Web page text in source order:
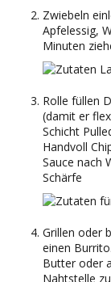
Zwiebeln
Apfelessig,
Minuten
Rolle füllen
(damit er
Schicht
Handvoll
Sauce nach
Schärfe
Grillen oder
einen
Butter oder
Nahtstelle